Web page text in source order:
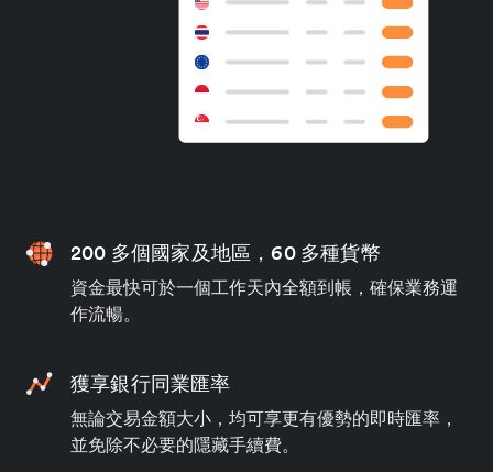
200 多個國家及地區，60 多種貨幣
資金最快可於一個工作天內全額到帳，確保業務運
作流暢。
獲享銀行同業匯率
無論交易金額大小，均可享更有優勢的即時匯率，
並免除不必要的隱藏手續費。